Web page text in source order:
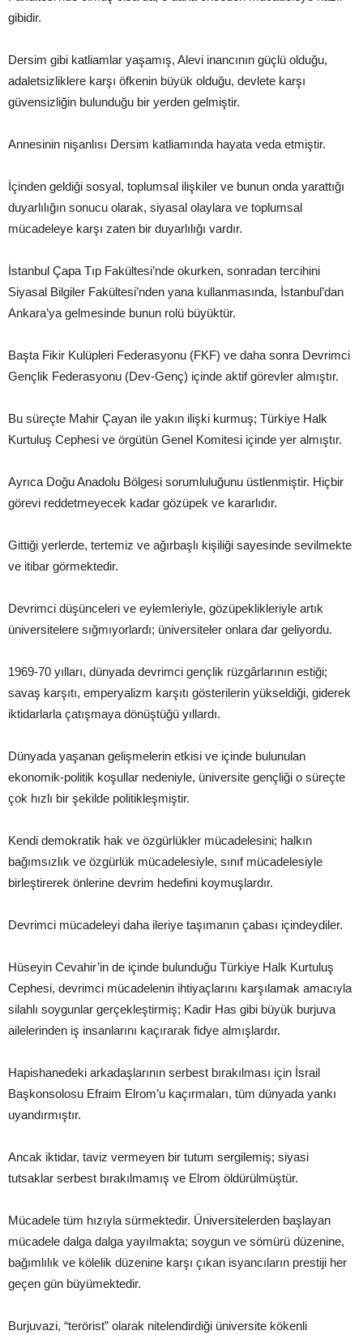
gibidir.
Dersim gibi katliamlar yaşamış, Alevi inancının güçlü olduğu,
adaletsizliklere karşı öfkenin büyük olduğu, devlete karşı
güvensizliğin bulunduğu bir yerden gelmiştir.
Annesinin nişanlısı Dersim katliamında hayata veda etmiştir.
İçinden geldiği sosyal, toplumsal ilişkiler ve bunun onda yarattığı
duyarlılığın sonucu olarak, siyasal olaylara ve toplumsal
mücadeleye karşı zaten bir duyarlılığı vardır.
İstanbul Çapa Tıp Fakültesi’nde okurken, sonradan tercihini
Siyasal Bilgiler Fakültesi’nden yana kullanmasında, İstanbul’dan
Ankara’ya gelmesinde bunun rolü büyüktür.
Başta Fikir Kulüpleri Federasyonu (FKF) ve daha sonra Devrimci
Gençlik Federasyonu (Dev-Genç) içinde aktif görevler almıştır.
Bu süreçte Mahir Çayan ile yakın ilişki kurmuş; Türkiye Halk
Kurtuluş Cephesi ve örgütün Genel Komitesi içinde yer almıştır.
Ayrıca Doğu Anadolu Bölgesi sorumluluğunu üstlenmiştir. Hiçbir
görevi reddetmeyecek kadar gözüpek ve kararlıdır.
Gittiği yerlerde, tertemiz ve ağırbaşlı kişiliği sayesinde sevilmekte
ve itibar görmektedir.
Devrimci düşünceleri ve eylemleriyle, gözüpeklikleriyle artık
üniversitelere sığmıyorlardı; üniversiteler onlara dar geliyordu.
1969-70 yılları, dünyada devrimci gençlik rüzgârlarının estiği;
savaş karşıtı, emperyalizm karşıtı gösterilerin yükseldiği, giderek
iktidarlarla çatışmaya dönüştüğü yıllardı.
Dünyada yaşanan gelişmelerin etkisi ve içinde bulunulan
ekonomik-politik koşullar nedeniyle, üniversite gençliği o süreçte
çok hızlı bir şekilde politikleşmiştir.
Kendi demokratik hak ve özgürlükler mücadelesini; halkın
bağımsızlık ve özgürlük mücadelesiyle, sınıf mücadelesiyle
birleştirerek önlerine devrim hedefini koymuşlardır.
Devrimci mücadeleyi daha ileriye taşımanın çabası içindeydiler.
Hüseyin Cevahir’in de içinde bulunduğu Türkiye Halk Kurtuluş
Cephesi, devrimci mücadelenin ihtiyaçlarını karşılamak amacıyla
silahlı soygunlar gerçekleştirmiş; Kadir Has gibi büyük burjuva
ailelerinden iş insanlarını kaçırarak fidye almışlardır.
Hapishanedeki arkadaşlarının serbest bırakılması için İsrail
Başkonsolosu Efraim Elrom’u kaçırmaları, tüm dünyada yankı
uyandırmıştır.
Ancak iktidar, taviz vermeyen bir tutum sergilemiş; siyasi
tutsaklar serbest bırakılmamış ve Elrom öldürülmüştür.
Mücadele tüm hızıyla sürmektedir. Üniversitelerden başlayan
mücadele dalga dalga yayılmakta; soygun ve sömürü düzenine,
bağımlılık ve kölelik düzenine karşı çıkan isyancıların prestiji her
geçen gün büyümektedir.
Burjuvazi, “terörist” olarak nitelendirdiği üniversite kökenli